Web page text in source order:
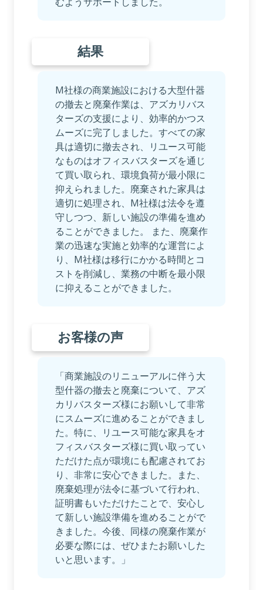
結果
M社様の商業施設における大型什器
の撤去と廃棄作業は、アズカリバス
ターズの支援により、効率的かつス
ムーズに完了しました。すべての家
具は適切に撤去され、リユース可能
なものはオフィスバスターズを通じ
て買い取られ、環境負荷が最小限に
抑えられました。廃棄された家具は
適切に処理され、M社様は法令を遵
守しつつ、新しい施設の準備を進め
ることができました。 また、廃棄作
業の迅速な実施と効率的な運営によ
り、M社様は移行にかかる時間とコ
ストを削減し、業務の中断を最小限
に抑えることができました。
お客様の声
「商業施設のリニューアルに伴う大
型什器の撤去と廃棄について、アズ
カリバスターズ様にお願いして非常
にスムーズに進めることができまし
た。特に、リユース可能な家具をオ
フィスバスターズ様に買い取ってい
ただけた点が環境にも配慮されてお
り、非常に安心できました。また、
廃棄処理が法令に基づいて行われ、
証明書もいただけたことで、安心し
て新しい施設準備を進めることがで
きました。今後、同様の廃棄作業が
必要な際には、ぜひまたお願いした
いと思います。」